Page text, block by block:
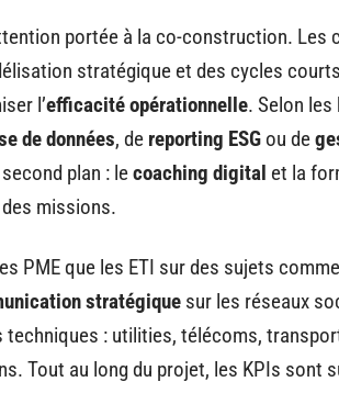
portée à la co-construction. Les
stratégique et des cycles
l’efficacité opérationnelle. Selon
de données, de reporting ESG ou de
plan : lecoaching digital et la
missions.
PME que les ETI sur des sujets
stratégique sur les réseaux
: utilities, télécoms,
Tout au long du projet, les KPIs sont